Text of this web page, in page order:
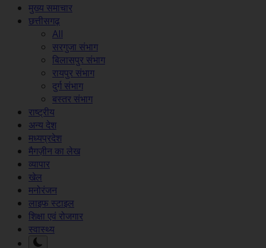
मुख्य समाचार
छत्तीसगढ़
All
सरगुजा संभाग
बिलासपुर संभाग
रायपुर संभाग
दुर्ग संभाग
बस्तर संभाग
राष्ट्रीय
अन्य देश
मध्यप्रदेश
मैगज़ीन का लेख
व्यापार
खेल
मनोरंजन
लाइफ स्टाइल
शिक्षा एवं रोजगार
स्वास्थ्य